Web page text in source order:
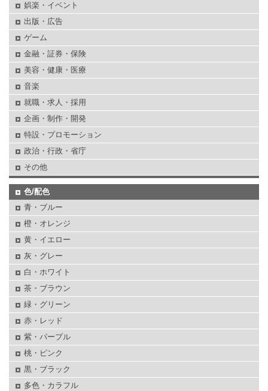
娯楽・イベント
出版・広告
ゲーム
金融・証券・保険
美容・健康・医療
音楽
就職・求人・採用
企画・制作・開発
特設・プロモーション
政治・行政・省庁
その他
色/配色
青・ブルー
橙・オレンジ
黄・イエロー
灰・グレー
白・ホワイト
茶・ブラウン
緑・グリーン
赤・レッド
紫・パープル
桃・ピンク
黒・ブラック
多色・カラフル